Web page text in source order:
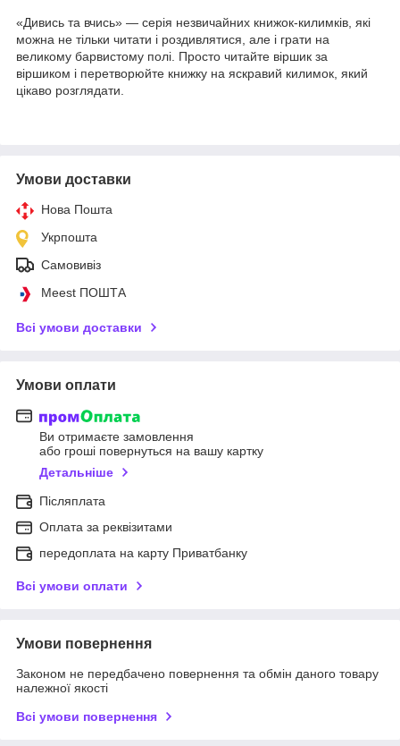
«Дивись та вчись» — серія незвичайних книжок-килимків, які
можна не тільки читати і роздивлятися, але і грати на
великому барвистому полі. Просто читайте віршик за
віршиком і перетворюйте книжку на яскравий килимок, який
цікаво розглядати.
Умови доставки
Нова Пошта
Укрпошта
Самовивіз
Meest ПОШТА
Всі умови доставки
Умови оплати
Ви отримаєте замовлення
або гроші повернуться на вашу картку
Детальніше
Післяплата
Оплата за реквізитами
передоплата на карту Приватбанку
Всі умови оплати
Умови повернення
Законом не передбачено повернення та обмін даного товару
належної якості
Всі умови повернення